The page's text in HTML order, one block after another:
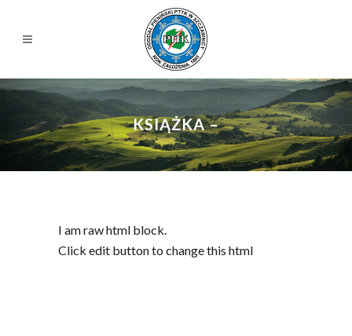
KSIĄŻKA –
I am raw html block.
Click edit button to change this html